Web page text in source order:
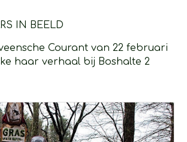
IN BEELD
Courant van 22 februari
haar verhaal bij Boshalte 2